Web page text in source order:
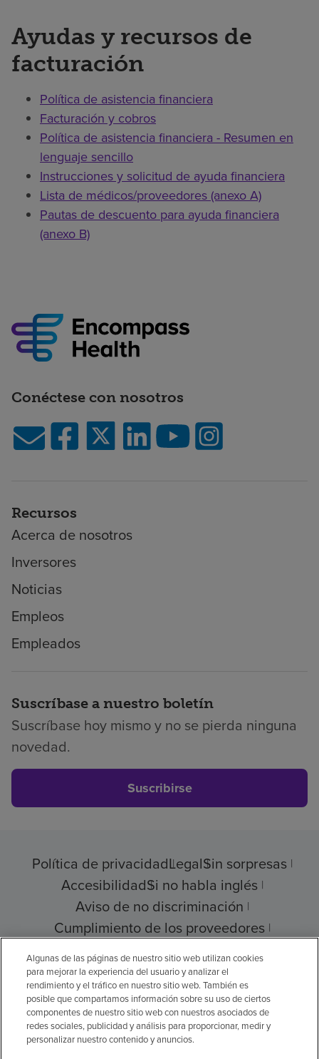
Ayudas y recursos de
facturación
Política de asistencia financiera
Facturación y cobros
Política de asistencia financiera - Resumen en
lenguaje sencillo
Instrucciones y solicitud de ayuda financiera
Lista de médicos/proveedores (anexo A)
Pautas de descuento para ayuda financiera
(anexo B)
Conéctese con nosotros
Recursos
Acerca de nosotros
Inversores
Noticias
Empleos
Empleados
Suscríbase a nuestro boletín
Suscríbase hoy mismo y no se pierda ninguna
novedad.
Suscribirse
Política de privacidadLegalSin sorpresas
AccesibilidadSi no habla inglés
Aviso de no discriminación
Cumplimiento de los proveedores
Transparencia de precios
© 2026 Encompass Health Corporation
Preferencias de cookies
Algunas de las páginas de nuestro sitio web utilizan cookies
para mejorar la experiencia del usuario y analizar el
rendimiento y el tráfico en nuestro sitio web. También es
posible que compartamos información sobre su uso de ciertos
componentes de nuestro sitio web con nuestros asociados de
redes sociales, publicidad y análisis para proporcionar, medir y
personalizar nuestro contenido y anuncios.